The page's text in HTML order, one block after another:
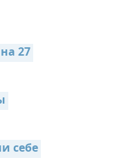
27
себе